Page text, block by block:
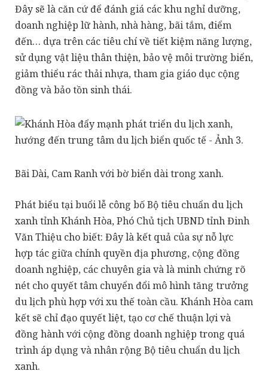
Đây sẽ là căn cứ để đánh giá các khu nghỉ dưỡng,
doanh nghiệp lữ hành, nhà hàng, bãi tắm, điểm
đến… dựa trên các tiêu chí về tiết kiệm năng lượng,
sử dụng vật liệu thân thiện, bảo vệ môi trường biển,
giảm thiểu rác thải nhựa, tham gia giáo dục cộng
đồng và bảo tồn sinh thái.
Bãi Dài, Cam Ranh với bờ biển dài trong xanh.
Phát biểu tại buổi lễ công bố Bộ tiêu chuẩn du lịch
xanh tỉnh Khánh Hòa, Phó Chủ tịch UBND tỉnh Đinh
Văn Thiệu cho biết: Đây là kết quả của sự nỗ lực
hợp tác giữa chính quyền địa phương, cộng đồng
doanh nghiệp, các chuyên gia và là minh chứng rõ
nét cho quyết tâm chuyển đổi mô hình tăng trưởng
du lịch phù hợp với xu thế toàn cầu. Khánh Hòa cam
kết sẽ chỉ đạo quyết liệt, tạo cơ chế thuận lợi và
đồng hành với cộng đồng doanh nghiệp trong quá
trình áp dụng và nhân rộng Bộ tiêu chuẩn du lịch
xanh.